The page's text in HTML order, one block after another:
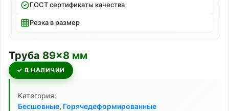
ГОСТ сертификаты качества
Резка в размер
Труба 89×8 мм
✓ В НАЛИЧИИ
Категория:
Бесшовные, Горячедеформированные